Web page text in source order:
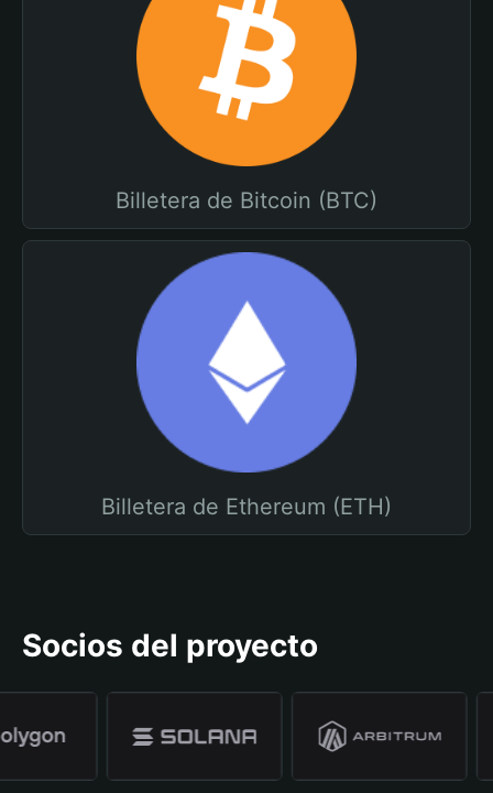
Billetera de Bitcoin (BTC)
Billetera de Ethereum (ETH)
Socios del proyecto